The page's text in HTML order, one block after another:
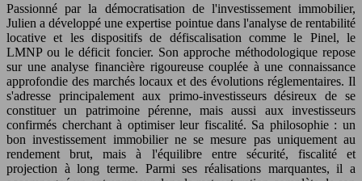
Passionné par la démocratisation de l'investissement immobilier,
Julien a développé une expertise pointue dans l'analyse de rentabilité
locative et les dispositifs de défiscalisation comme le Pinel, le
LMNP ou le déficit foncier. Son approche méthodologique repose
sur une analyse financière rigoureuse couplée à une connaissance
approfondie des marchés locaux et des évolutions réglementaires. Il
s'adresse principalement aux primo-investisseurs désireux de se
constituer un patrimoine pérenne, mais aussi aux investisseurs
confirmés cherchant à optimiser leur fiscalité. Sa philosophie : un
bon investissement immobilier ne se mesure pas uniquement au
rendement brut, mais à l'équilibre entre sécurité, fiscalité et
projection à long terme. Parmi ses réalisations marquantes, il a